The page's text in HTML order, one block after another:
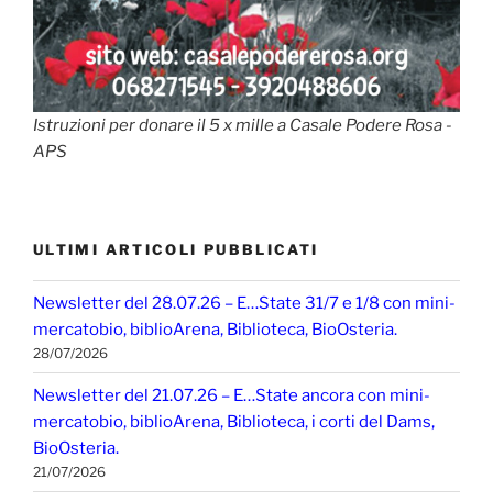
Istruzioni per donare il 5 x mille a Casale Podere Rosa -
APS
ULTIMI ARTICOLI PUBBLICATI
Newsletter del 28.07.26 – E…State 31/7 e 1/8 con mini-
mercatobio, biblioArena, Biblioteca, BioOsteria.
28/07/2026
Newsletter del 21.07.26 – E…State ancora con mini-
mercatobio, biblioArena, Biblioteca, i corti del Dams,
BioOsteria.
21/07/2026